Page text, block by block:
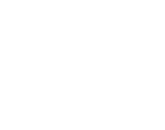
「いいことシッ
み。
カイ」～流産の
リ。
が増えているワ